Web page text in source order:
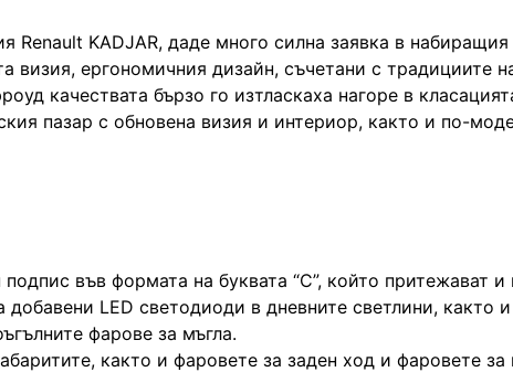
Renault KADJAR, даде много силна заявка в набиращия
визия, ергономичния дизайн, съчетани с традициите
качествата бързо го изтласкаха нагоре в
пазар с обновена визия и интериор, както и по-
във формата на буквата “C”, който притежават
добавени LED светодиоди в дневните светлини, както
фарове за мъгла.
както и фаровете за заден ход и фаровете за